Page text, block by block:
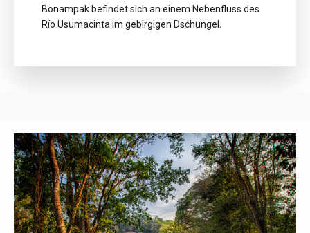
Bonampak befindet sich an einem Nebenfluss des
Río Usumacintaim gebirgigen Dschungel.